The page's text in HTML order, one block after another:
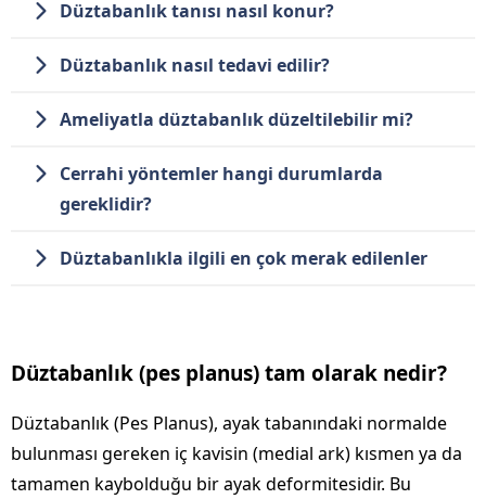
Düztabanlık tanısı nasıl konur?
Düztabanlık nasıl tedavi edilir?
Ameliyatla düztabanlık düzeltilebilir mi?
Cerrahi yöntemler hangi durumlarda
gereklidir?
Düztabanlıkla ilgili en çok merak edilenler
Düztabanlık (pes planus) tam olarak nedir?
Düztabanlık (Pes Planus), ayak tabanındaki normalde
bulunması gereken iç kavisin (medial ark) kısmen ya da
tamamen kaybolduğu bir ayak deformitesidir. Bu